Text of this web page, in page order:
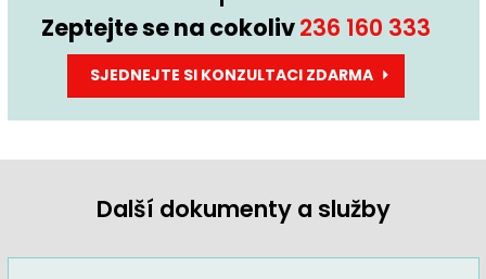
Zeptejte se na cokoliv236 160 333
SJEDNEJTE SI KONZULTACI ZDARMA
Další dokumenty a služby